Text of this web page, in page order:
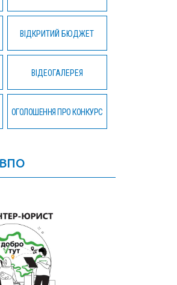
ВІДКРИТИЙ БЮДЖЕТ
ВІДЕОГАЛЕРЕЯ
ОГОЛОШЕННЯ ПРО КОНКУРС